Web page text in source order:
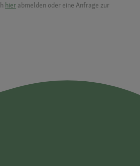
hier abmelden oder eine Anfrage zur